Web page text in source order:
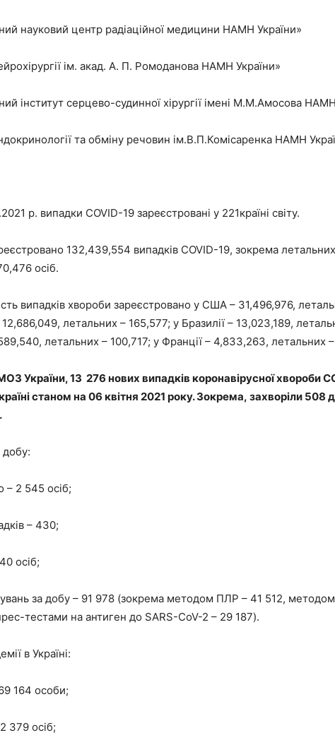
науковий центр радіаційної медицини НАМН України»
ім. акад. А. П. Ромоданова НАМН України»
інститут серцево-судинної хірургії імені М.М.Амосова
та обміну речовин ім.В.П.Комісаренка НАМН
р. випадки COVID-19 зареєстровані у 221країні світу.
132,439,554 випадків COVID-19, зокрема
осіб.
випадків хвороби зареєстровано у США – 31,496,976,
12,686,049, летальних – 165,577; у Бразилії – 13,023,189,
летальних – 100,717; у Франції – 4,833,263, летальних
України, 13 276 нових випадків коронавірусної хвороби
станом на 06 квітня 2021 року. Зокрема, захворіли 508
– 2 545 осіб;
– 430;
осіб;
за добу – 91 978 (зокрема методом ПЛР – 41 512,
тестами на антиген до SARS-CoV-2 – 29 187).
в Україні:
164 особи;
379 осіб;